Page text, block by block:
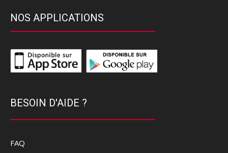
NOS APPLICATIONS
BESOIN D'AIDE ?
FAQ